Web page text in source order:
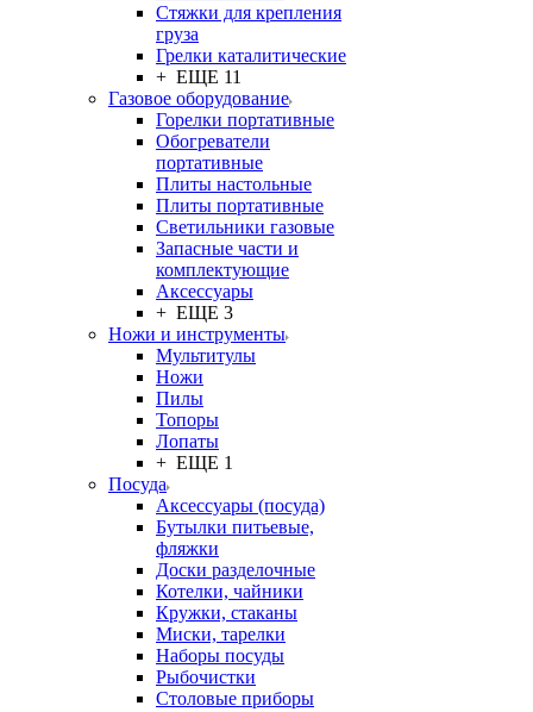
Стяжки для крепления
груза
Грелки каталитические
+ ЕЩЕ 11
Газовое оборудование
Горелки портативные
Обогреватели
портативные
Плиты настольные
Плиты портативные
Светильники газовые
Запасные части и
комплектующие
Аксессуары
+ ЕЩЕ 3
Ножи и инструменты
Мультитулы
Ножи
Пилы
Топоры
Лопаты
+ ЕЩЕ 1
Посуда
Аксессуары (посуда)
Бутылки питьевые,
фляжки
Доски разделочные
Котелки, чайники
Кружки, стаканы
Миски, тарелки
Наборы посуды
Рыбочистки
Столовые приборы